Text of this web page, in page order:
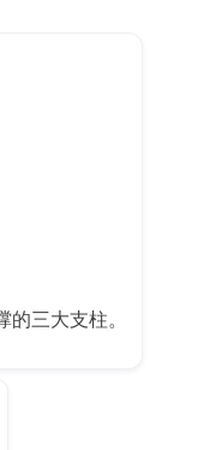
三大支柱。